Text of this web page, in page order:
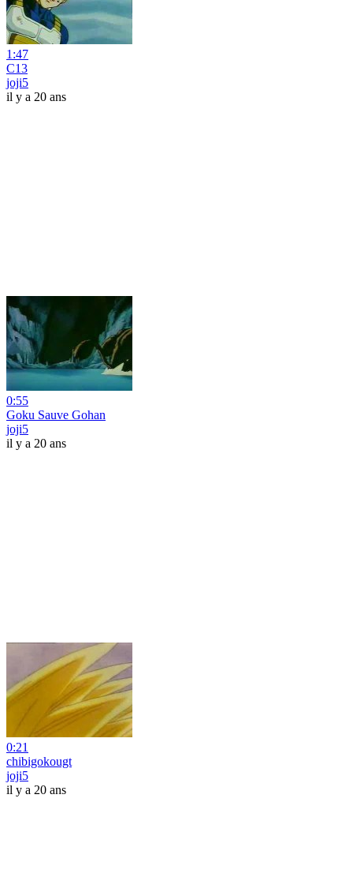
1:47
C13
joji5
il y a 20 ans
0:55
Goku Sauve Gohan
joji5
il y a 20 ans
0:21
chibigokougt
joji5
il y a 20 ans